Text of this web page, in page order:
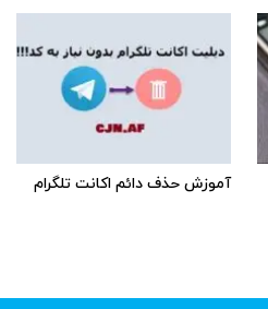
آموزش حذف دائم اکانت تلگرام